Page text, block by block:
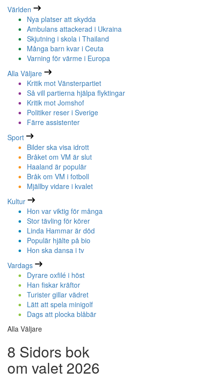
Världen
Nya platser att skydda
Ambulans attackerad i Ukraina
Skjutning i skola i Thailand
Många barn kvar i Ceuta
Varning för värme i Europa
Alla Väljare
Kritik mot Vänsterpartiet
Så vill partierna hjälpa flyktingar
Kritik mot Jomshof
Politiker reser i Sverige
Färre assistenter
Sport
Bilder ska visa idrott
Bråket om VM är slut
Haaland är populär
Bråk om VM i fotboll
Mjällby vidare i kvalet
Kultur
Hon var viktig för många
Stor tävling för körer
Linda Hammar är död
Populär hjälte på bio
Hon ska dansa i tv
Vardags
Dyrare oxfilé i höst
Han fiskar kräftor
Turister gillar vädret
Lätt att spela minigolf
Dags att plocka blåbär
Alla Väljare
8 Sidors bok
om valet 2026